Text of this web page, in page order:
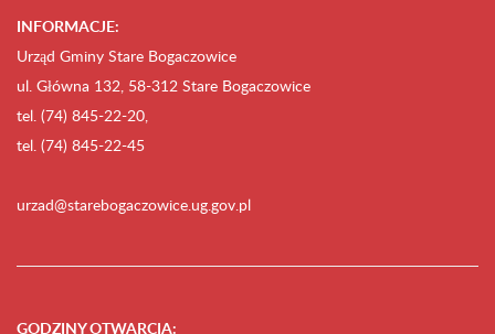
INFORMACJE:
Urząd Gminy Stare Bogaczowice
ul. Główna 132, 58-312 Stare Bogaczowice
tel. (74) 845-22-20,
tel. (74) 845-22-45
urzad@starebogaczowice.ug.gov.pl
GODZINY OTWARCIA: